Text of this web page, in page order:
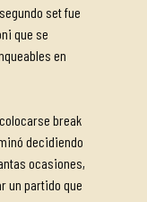
set fue
que se
en
break
decidiendo
ocasiones,
un partido que